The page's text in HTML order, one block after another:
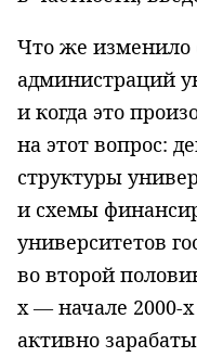
Что же изменило
администраций
и когда это
на этот вопрос:
структуры
и схемы
университетов
во второй
х — начале 2000-
активно